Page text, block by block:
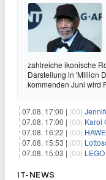
zahlreiche ikonische
Darstellung in 'Million
kommenden Juni wird
07.08. 17:00 | (00) Jennifer
07.08. 17:00 | (00) Karol G
07.08. 16:22 | (00)
07.08. 15:53 | (00)
07.08. 15:03 | (00) LEGO
IT-NEWS